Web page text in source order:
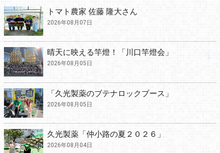
トマト農家 佐藤 隆大さん
2026年08月07日
晴天に映える竿燈！「川口竿燈会」
2026年08月05日
「久光製薬のブテナロックブース」
2026年08月05日
久光製薬「仲小路の夏２０２６」
2026年08月04日